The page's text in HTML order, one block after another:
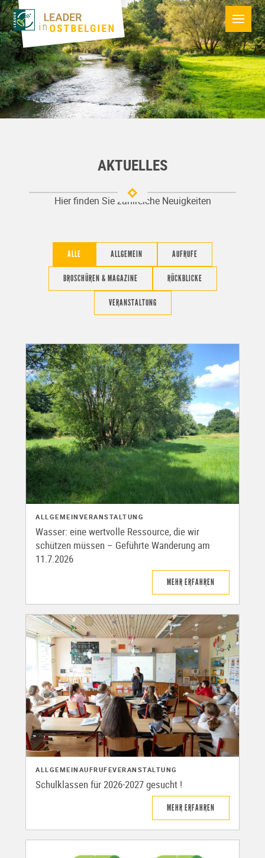
AKTUELLES
Hier finden Sie zahlreiche Neuigkeiten
ALLE ALLGEMEIN AUFRUFE
BROSCHÜREN & MAGAZINE RÜCKBLICKE
VERANSTALTUNG
ALLGEMEIN VERANSTALTUNG
Wasser: eine wertvolle Ressource, die wir
schützen müssen – Geführte Wanderung am
11.7.2026
MEHR ERFAHREN
ALLGEMEIN AUFRUFEVERANSTALTUNG
Schulklassen für 2026-2027 gesucht !
MEHR ERFAHREN